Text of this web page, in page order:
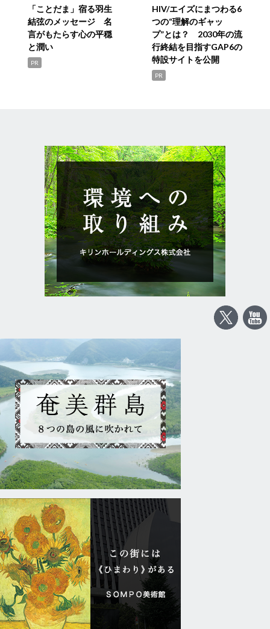
「ことだま」宿る羽生
結弦のメッセージ 名
言がもたらす心の平穏
と潤い
PR
HIV/エイズにまつわる6
つの“理解のギャッ
プ”とは？ 2030年の流
行終結を目指すGAP6の
特設サイトを公開
PR